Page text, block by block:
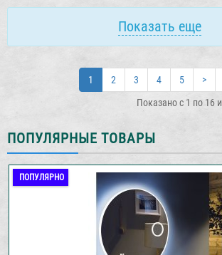
Показать еще
1 2 3 4 5 >
Показано с 1 по 16
ПОПУЛЯРНЫЕ ТОВАРЫ
ПОПУЛЯРНО